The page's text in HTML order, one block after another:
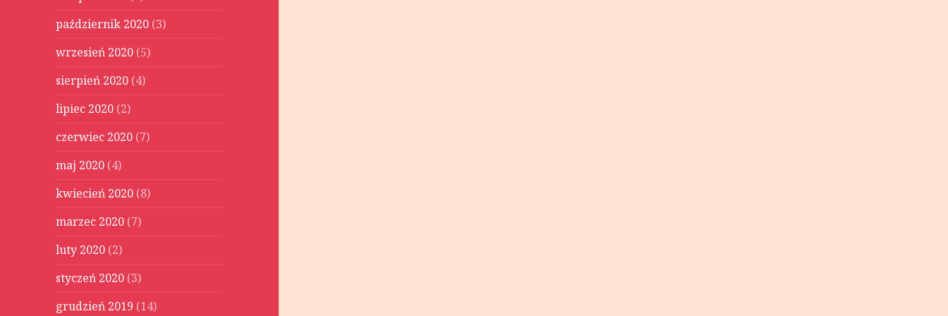
październik 2020 (3)
wrzesień 2020 (5)
sierpień 2020 (4)
lipiec 2020 (2)
czerwiec 2020 (7)
maj 2020 (4)
kwiecień 2020 (8)
marzec 2020 (7)
luty 2020 (2)
styczeń 2020 (3)
grudzień 2019 (14)